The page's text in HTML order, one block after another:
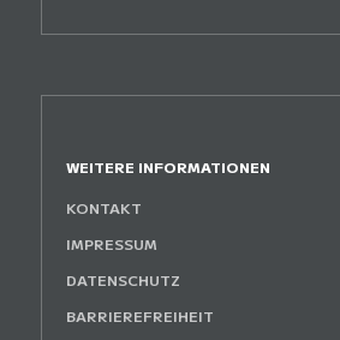
WEITERE INFORMATIONEN
KONTAKT
IMPRESSUM
DATENSCHUTZ
BARRIEREFREIHEIT